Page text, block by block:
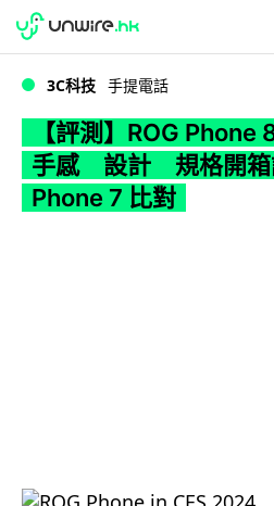
WWDC 2026
3C科技 手提電話
【評測】ROG
手感 設計 規格開箱
Phone 7 比對